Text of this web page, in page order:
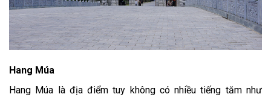
Hang Múa
Hang Múa là địa điểm tuy không có nhiều tiếng tăm như